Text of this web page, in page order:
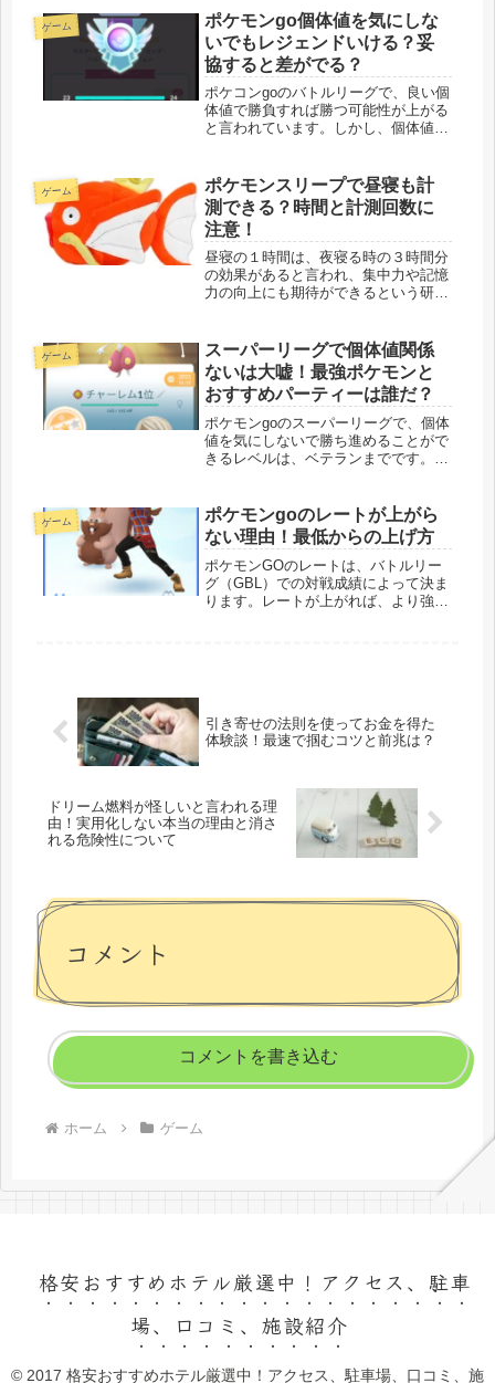
んじゃないかとＳＮＳでは期待が膨ら
んでいますが、実際はどうなんでしょ
う...
ゲーム
ポケモンgo個体値を気にしな
いでもレジェンドいける？妥
協すると差がでる？
ポケコンgoのバトルリーグで、良い個
体値で勝負すれば勝つ可能性が上がる
と言われています。しかし、個体値っ
バラバラ強化するか迷うポケモンのよ
って個体値が違うのもたいへんだ
し、...
ゲーム
ポケモンスリープで昼寝も計
測できる？時間と計測回数に
注意！
昼寝の１時間は、夜寝る時の３時間分
の効果があると言われ、集中力や記憶
力の向上にも期待ができるという研究
ら、うれしいですよね？計測できる時
間や、１日で計測できる回数について
も紹...
ゲーム
スーパーリーグで個体値関係
ないは大嘘！最強ポケモンと
おすすめパーティーは誰だ？
ポケモンgoのスーパーリーグで、個体
値を気にしないで勝ち進めることがで
きるレベルは、ベテランまでです。レ
理由や、最強ポケモンとおすすめパー
ティーをレジェンド達成経験３回あ
る...
ゲーム
ポケモンgoのレートが上がら
ない理由！最低からの上げ方
ポケモンGOのレートは、バトルリー
グ（GBL）での対戦成績によって決ま
ります。レートが上がれば、より強力
引き寄せの法則を使ってお金を得た
体験談！最速で掴むコツと前兆は？
ドリーム燃料が怪しいと言われる理
由！実用化しない本当の理由と消さ
れる危険性について
コメント
コメントを書き込む
ホーム ゲーム
格安おすすめホテル厳選中！アクセス、駐車
場、口コミ、施設紹介
© 2017 格安おすすめホテル厳選中！アクセス、駐車場、口コミ、施